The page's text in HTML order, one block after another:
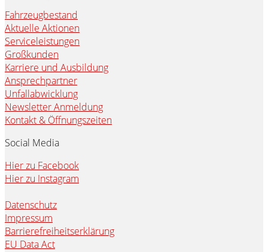
Fahrzeugbestand
Aktuelle Aktionen
Serviceleistungen
Großkunden
Karriere und Ausbildung
Ansprechpartner
Unfallabwicklung
Newsletter Anmeldung
Kontakt & Öffnungszeiten
Social Media
Hier zu Facebook
Hier zu Instagram
Datenschutz
Impressum
Barrierefreiheitserklärung
EU Data Act